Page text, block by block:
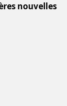
nouvelles